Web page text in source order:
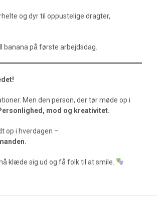
og dyr til oppustelige dragter,
banana på første arbejdsdag.
Men den person, der tør møde op i
mod og kreativitet.
op i hverdagen –
klæde sig ud og få folk til at smile.